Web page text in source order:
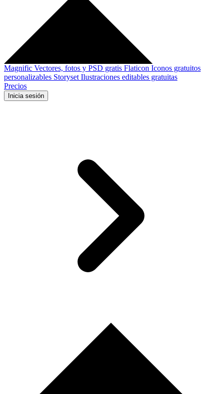
Magnific Vectores, fotos y PSD gratis Flaticon Iconos gratuitos
personalizables Storyset Ilustraciones editables gratuitas
Precios
Inicia sesión